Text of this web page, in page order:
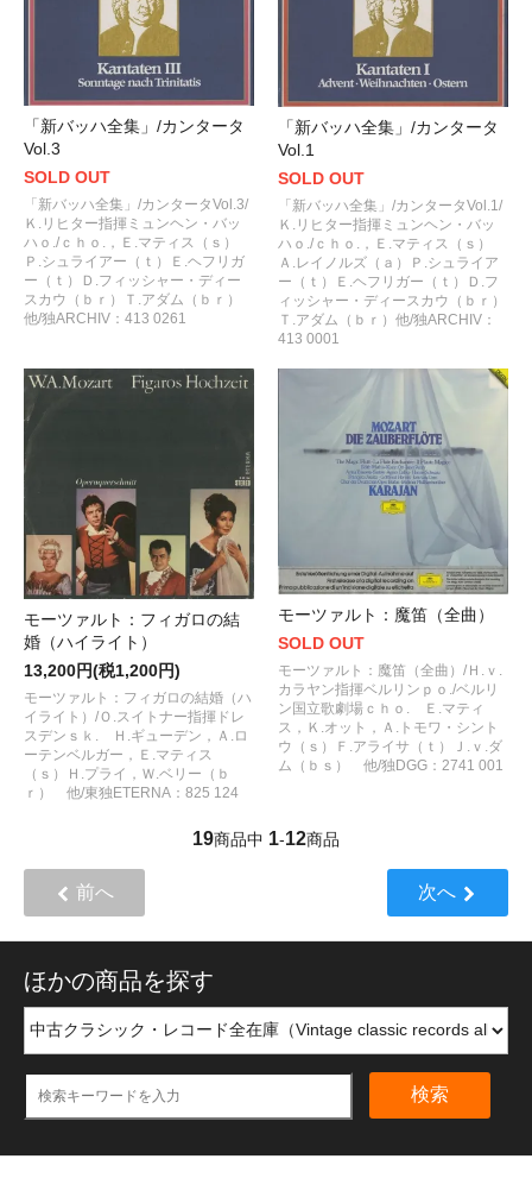
「新バッハ全集」/カンタータ
Vol.3
SOLD OUT
「新バッハ全集」/カンタータVol.3/
Ｋ.リヒター指揮ミュンヘン・バッ
ハｏ./ｃｈｏ.，Ｅ.マティス（ｓ）
Ｐ.シュライアー（ｔ）Ｅ.ヘフリガ
ー（ｔ）Ｄ.フィッシャー・ディー
スカウ（ｂｒ）Ｔ.アダム（ｂｒ）
他/独ARCHIV：413 0261
「新バッハ全集」/カンタータ
Vol.1
SOLD OUT
「新バッハ全集」/カンタータVol.1/
Ｋ.リヒター指揮ミュンヘン・バッ
ハｏ./ｃｈｏ.，Ｅ.マティス（ｓ）
Ａ.レイノルズ（ａ）Ｐ.シュライア
ー（ｔ）Ｅ.ヘフリガー（ｔ）Ｄ.フ
ィッシャー・ディースカウ（ｂｒ）
Ｔ.アダム（ｂｒ）他/独ARCHIV：
413 0001
モーツァルト：フィガロの結
婚（ハイライト）
13,200円(税1,200円)
モーツァルト：フィガロの結婚（ハ
イライト）/Ｏ.スイトナー指揮ドレ
スデンｓｋ. Ｈ.ギューデン，Ａ.ロ
ーテンベルガー，Ｅ.マティス
（ｓ）Ｈ.プライ，Ｗ.ベリー（ｂ
ｒ） 他/東独ETERNA：825 124
モーツァルト：魔笛（全曲）
SOLD OUT
モーツァルト：魔笛（全曲）/Ｈ.ｖ.
カラヤン指揮ベルリンｐｏ./ベルリ
ン国立歌劇場ｃｈｏ. Ｅ.マティ
ス，Ｋ.オット，Ａ.トモワ・シント
ウ（ｓ）Ｆ.アライサ（ｔ）Ｊ.ｖ.ダ
ム（ｂｓ） 他/独DGG：2741 001
19商品中 1-12商品
前へ 次へ
ほかの商品を探す
検索